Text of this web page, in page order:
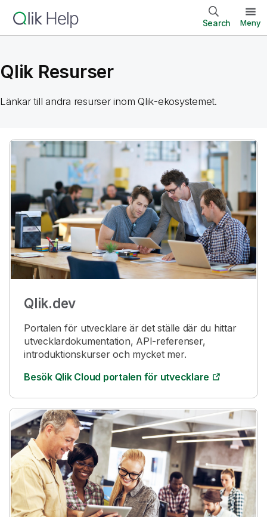
Search Meny
Qlik Resurser
Länkar till andra resurser inom Qlik-ekosystemet.
Qlik.dev
Portalen för utvecklare är det ställe där du hittar
utvecklardokumentation, API-referenser,
introduktionskurser och mycket mer.
Besök Qlik Cloud portalen för utvecklare